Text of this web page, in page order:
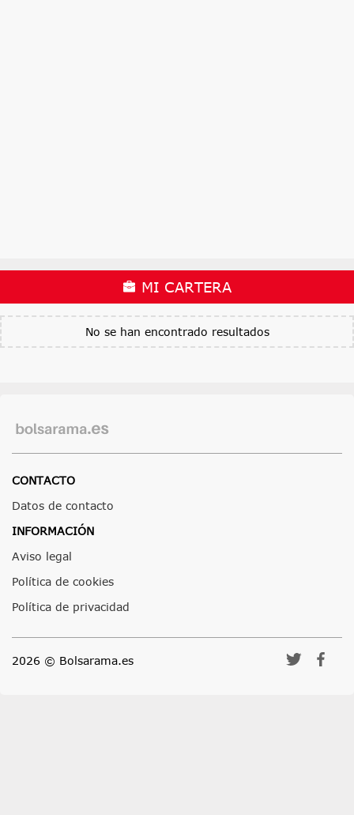
MI CARTERA
No se han encontrado resultados
CONTACTO
Datos de contacto
INFORMACIÓN
Aviso legal
Política de cookies
Política de privacidad
2026 © Bolsarama.es